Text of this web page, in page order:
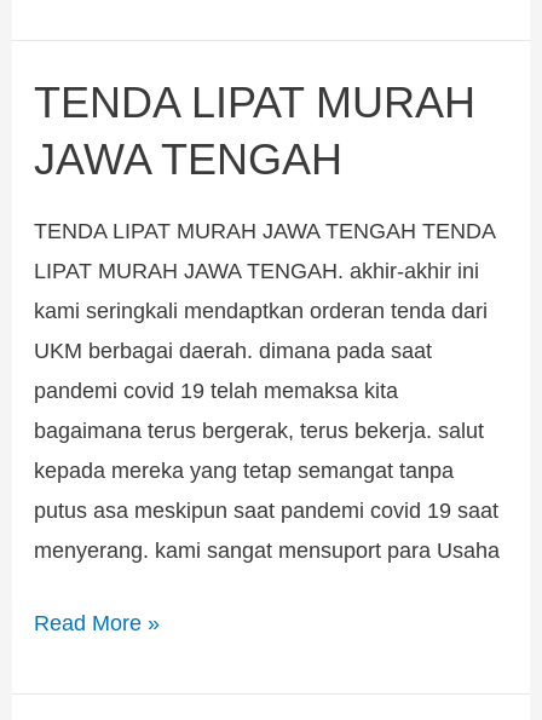
TENDA LIPAT MURAH
JAWA TENGAH
TENDA LIPAT MURAH JAWA TENGAH TENDA
LIPAT MURAH JAWA TENGAH. akhir-akhir ini
kami seringkali mendaptkan orderan tenda dari
UKM berbagai daerah. dimana pada saat
pandemi covid 19 telah memaksa kita
bagaimana terus bergerak, terus bekerja. salut
kepada mereka yang tetap semangat tanpa
putus asa meskipun saat pandemi covid 19 saat
menyerang. kami sangat mensuport para Usaha
TENDA
MURAH
Read More »